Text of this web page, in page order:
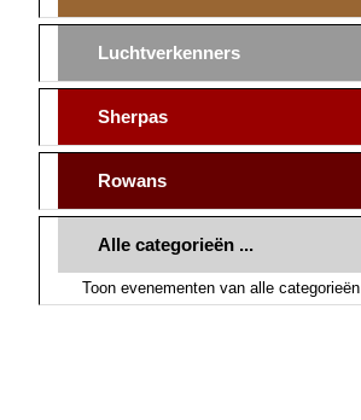
Luchtverkenners
Sherpas
Rowans
Alle categorieën ...
Toon evenementen van alle categorieën